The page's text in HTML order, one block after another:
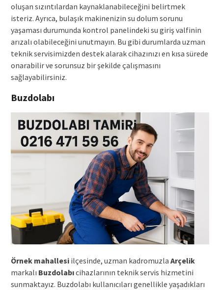
oluşan sızıntılardan kaynaklanabileceğini belirtmek
isteriz. Ayrıca, bulaşık makinenizin su dolum sorunu
yaşaması durumunda kontrol panelindeki su giriş valfinin
arızalı olabileceğini unutmayın. Bu gibi durumlarda uzman
teknik servisimizden destek alarak cihazınızı en kısa sürede
onarabilir ve sorunsuz bir şekilde çalışmasını
sağlayabilirsiniz.
Buzdolabı
Örnek mahallesiilçesinde, uzman kadromuzla Arçelik
markalı Buzdolabıcihazlarının teknik servis hizmetini
sunmaktayız. Buzdolabı kullanıcıları genellikle yaşadıkları